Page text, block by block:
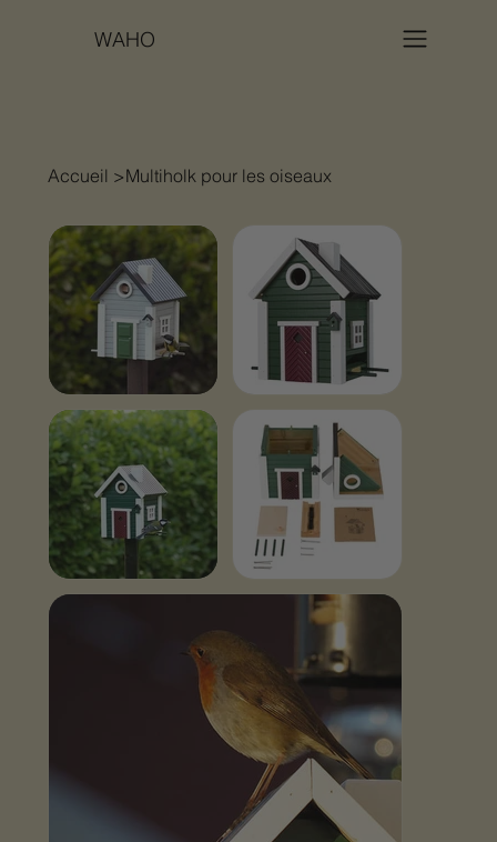
WAHO
Accueil >Multiholk pour les oiseaux